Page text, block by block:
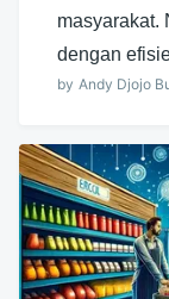
masyarakat.
dengan
by Andy Djojo